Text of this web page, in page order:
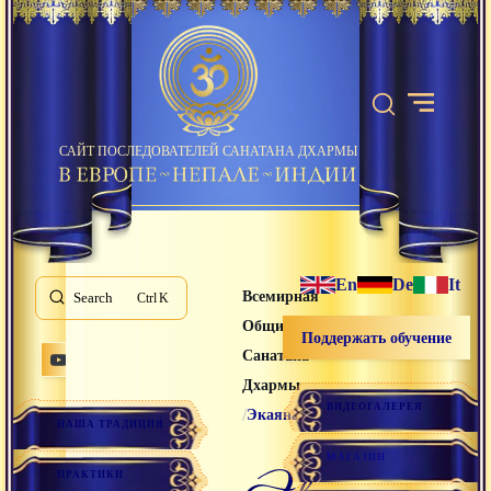
САЙТ ПОСЛЕДОВАТЕЛЕЙ САНАТАНА ДХАРМЫ
Search K
НАША ТРАДИЦИЯ
ПРАКТИКИ
Всемирная
Община
Санатана
Дхармы
/Экаяна
En De It
Поддержать обучение
ВИДЕОГАЛЕРЕЯ
МАГАЗИН